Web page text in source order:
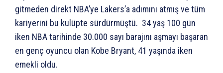
gitmeden direkt NBA’ye Lakers’a adımını atmış ve tüm
kariyerini bu kulüpte sürdürmüştü. 34 yaş 100 gün
iken NBA tarihinde 30.000 sayı barajını aşmayı başaran
en genç oyuncu olan Kobe Bryant, 41 yaşında iken
emekli oldu.